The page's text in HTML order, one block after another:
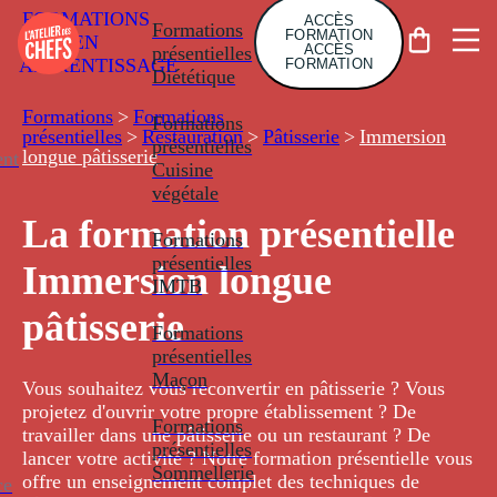
FORMATIONS
EN
APPRENTISSAGE
Formations
présentielles
Diététique
Formations
présentielles
Cuisine
végétale
Formations
présentielles
IMTB
Formations
présentielles
Maçon
Formations
présentielles
Sommellerie
ACCÈS
FORMATION
ACCÈS
FORMATION
Formations > Formations
présentielles > Restauration > Pâtisserie > Immersion
longue pâtisserie
La formation présentielle
Immersion longue
pâtisserie
Vous souhaitez vous reconvertir en pâtisserie ? Vous
projetez d'ouvrir votre propre établissement ? De
travailler dans une pâtisserie ou un restaurant ? De
lancer votre activité ? Notre formation présentielle vous
offre un enseignement complet des techniques de